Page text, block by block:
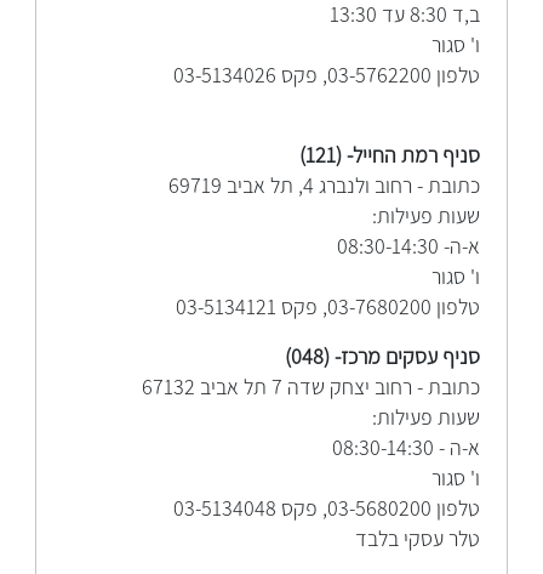
ב,ד 8:30 עד 13:30
ו' סגור
טלפון 03-5762200, פקס 03-5134026
סניף רמת החייל- (121)
כתובת - רחוב ולנברג 4, תל אביב 69719
שעות פעילות:
א-ה- 08:30-14:30
ו' סגור
טלפון 03-7680200, פקס 03-5134121
סניף עסקים מרכז- (048)
כתובת - רחוב יצחק שדה 7 תל אביב 67132
שעות פעילות:
א-ה - 08:30-14:30
ו' סגור
טלפון ​03-5680200, פקס 03-5134048
טלר עסקי בלבד